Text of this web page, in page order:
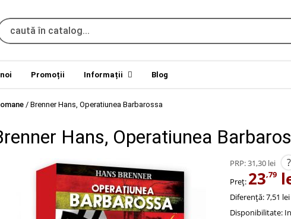
Promoții Informații Blog
/ Brenner Hans, Operatiunea Barbarossa
Hans, Operatiunea
PRP:31,30 lei ?
Preț: 23,79
Diferență: 7,51 lei
Disponibilitate: